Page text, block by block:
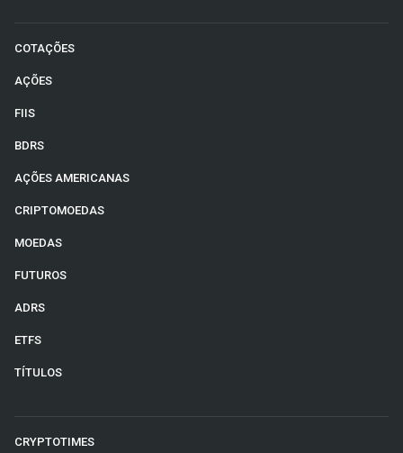
COTAÇÕES
AÇÕES
FIIS
BDRS
AÇÕES AMERICANAS
CRIPTOMOEDAS
MOEDAS
FUTUROS
ADRS
ETFS
TÍTULOS
CRYPTOTIMES